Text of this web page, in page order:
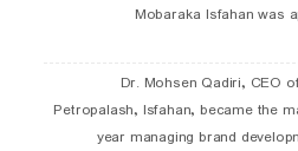
Mobaraka Isfahan was
Dr. Mohsen Qadiri, CEO
Petropalash, Isfahan, became the
year managing brand